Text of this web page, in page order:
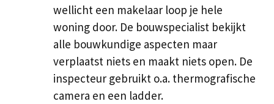
wellicht een makelaar loop je hele
woning door. De bouwspecialist bekijkt
alle bouwkundige aspecten maar
verplaatst niets en maakt niets open. De
inspecteur gebruikt o.a. thermografische
camera en een ladder.